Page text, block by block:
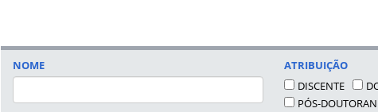
NOME
ATRIBUIÇÃO
DISCENTE
PÓS-